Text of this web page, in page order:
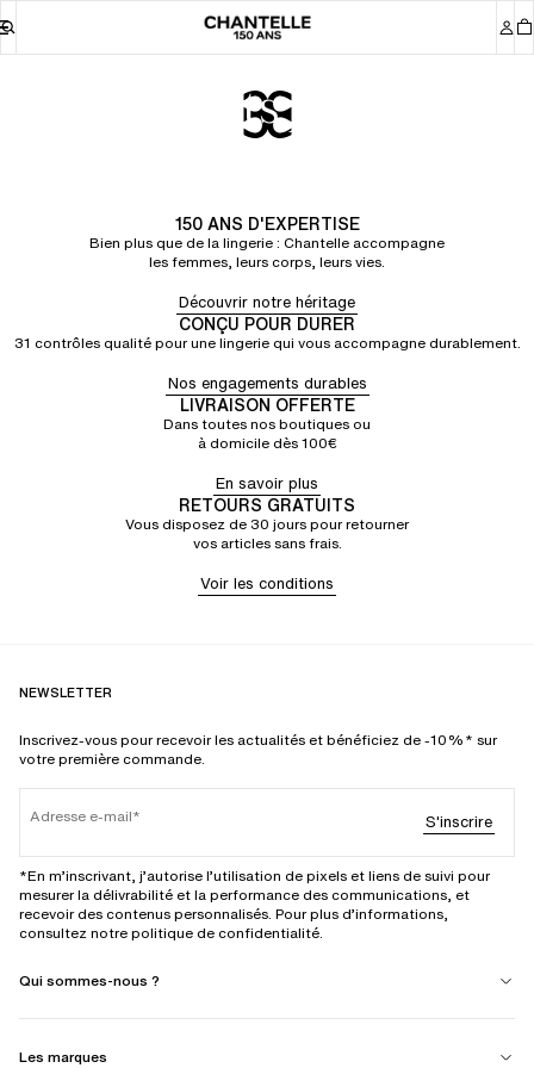
Dernière Chance
Sélection d'articles à
petits prix
150 ANS D'EXPERTISE
Bien plus que de la lingerie : Chantelle accompagne
les femmes, leurs corps, leurs vies.
Découvrir notre héritage
CONÇU POUR DURER
31 contrôles qualité pour une lingerie qui vous accompagne durablement.
Nos engagements durables
LIVRAISON OFFERTE
Dans toutes nos boutiques ou
à domicile dès 100€
En savoir plus
RETOURS GRATUITS
Vous disposez de 30 jours pour retourner
vos articles sans frais.
Voir les conditions
NEWSLETTER
Inscrivez-vous pour recevoir les actualités et bénéficiez de -10%* sur
votre première commande.
Adresse e-mail S'inscrire
*En m’inscrivant, j’autorise l’utilisation de pixels et liens de suivi pour
mesurer la délivrabilité et la performance des communications, et
recevoir des contenus personnalisés. Pour plus d’informations,
consultez notre politique de confidentialité.
Qui sommes-nous ?
Les marques